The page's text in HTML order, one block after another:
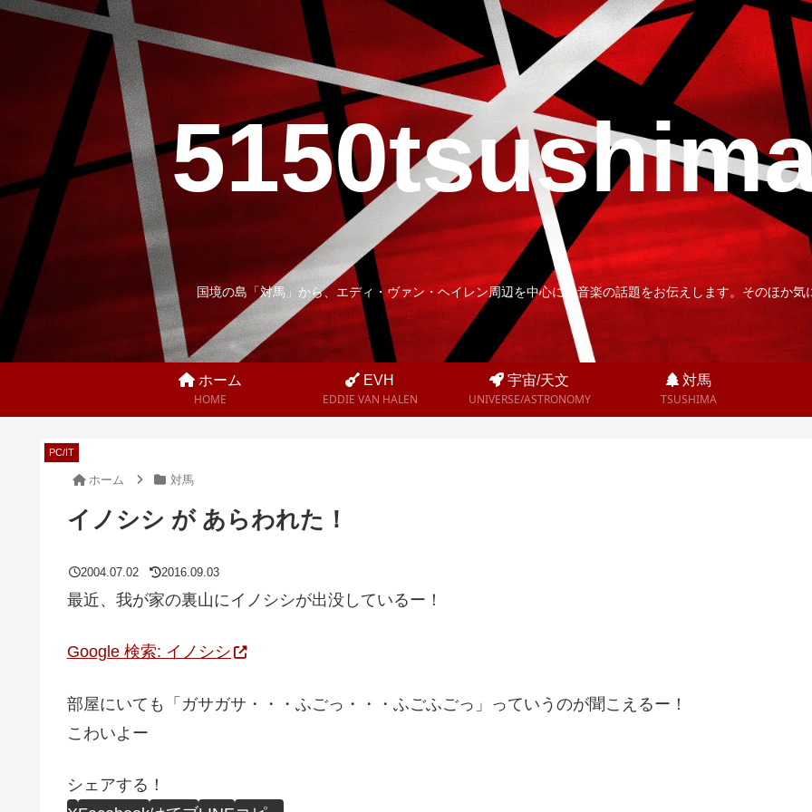
国境の島「対馬」から、エディ・ヴァン・ヘイレン周辺を中心に、音楽の話題をお伝えします。そのほか
ホーム
HOME
EVH
EDDIE VAN HALEN
宇宙/天文
UNIVERSE/ASTRONOMY
対馬
TSUSHIMA
ホーム 対馬
イノシシ が あらわれた！
2004.07.02 2016.09.03
最近、我が家の裏山にイノシシが出没しているー！
Google 検索: イノシシ
部屋にいても「ガサガサ・・・ふごっ・・・ふごふごっ」っていうのが聞こえるー！
こわいよー
シェアする！
PC/IT